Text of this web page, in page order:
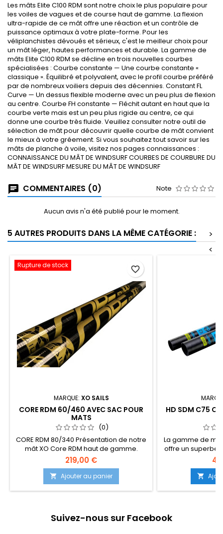
Les mâts Elite C100 RDM sont notre choix le plus populaire pour
les voiles de vagues et de course haut de gamme. La flexion
ultra-rapide de ce mât offre une réaction et un contrôle de
puissance optimaux à votre plate-forme. Pour les
véliplanchistes dévoués et sérieux, c'est le meilleur choix pour
un mât léger, hautes performances et durable. La gamme de
mâts Elite C100 RDM se décline en trois nouvelles courbes
spécialisées : Courbe constante — Une courbe constante «
classique ». Équilibré et polyvalent, avec le profil courbe préféré
par de nombreux voiliers depuis des décennies. Constant FL
Curve — Un dessus flexible moderne avec un peu plus de flexion
au centre. Courbe FH constante — Fléchit autant en haut que la
courbe verte mais est un peu plus rigide au centre, ce qui
donne une courbe très fluide. Veuillez consulter notre outil de
sélection de mât pour découvrir quelle courbe de mât convient
le mieux à votre gréement. Si vous souhaitez tout savoir sur les
mâts de planche à voile, visitez nos pages connaissances :
CONNAISSANCE DU MÂT DE WINDSURF COURBES DE COURBURE DU
MÂT DE WINDSURF MESURE DU MÂT DE WINDSURF
COMMENTAIRES (0) Note
Aucun avis n'a été publié pour le moment.
5 AUTRES PRODUITS DANS LA MÊME CATÉGORIE :
>
<
Rupture de stock
MARQUE: XO SAILS
CORE RDM 60/460 AVEC SAC POUR
MATS
(0)
CORE RDM 80/340 Présentation de notre
mât XO Core RDM haut de gamme.
Fabriqué à partir de carbone pré-
imprégné à 100 %, ce mât offre des
performances solides et fiables sur
l'eau. L'une des principales
caractéristiques du mât XO est sa
dessous)
219,00 €
 Ajouter au panier
favorite_border
HD SDM C75
La gamme de
offre un superbe
et de réactivité
nombreux
performances
mâts
voiliers, aux

Suivez-nous sur Facebook